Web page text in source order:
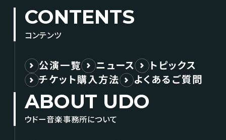
CONTENTS
コンテンツ
公演一覧 ニュース
トピックス
チケット購入方法
よくあるご質問
ABOUT UDO
ウドー音楽事務所について